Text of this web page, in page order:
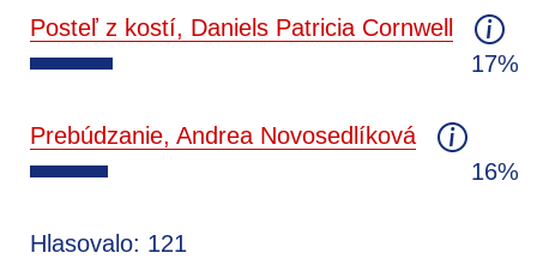
Posteľ z kostí, Daniels Patricia Cornwell
17%
Prebúdzanie, Andrea Novosedlíková
16%
Hlasovalo: 121